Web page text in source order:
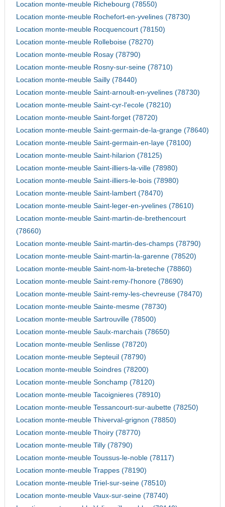
Location monte-meuble Richebourg (78550)
Location monte-meuble Rochefort-en-yvelines (78730)
Location monte-meuble Rocquencourt (78150)
Location monte-meuble Rolleboise (78270)
Location monte-meuble Rosay (78790)
Location monte-meuble Rosny-sur-seine (78710)
Location monte-meuble Sailly (78440)
Location monte-meuble Saint-arnoult-en-yvelines (78730)
Location monte-meuble Saint-cyr-l'ecole (78210)
Location monte-meuble Saint-forget (78720)
Location monte-meuble Saint-germain-de-la-grange (78640)
Location monte-meuble Saint-germain-en-laye (78100)
Location monte-meuble Saint-hilarion (78125)
Location monte-meuble Saint-illiers-la-ville (78980)
Location monte-meuble Saint-illiers-le-bois (78980)
Location monte-meuble Saint-lambert (78470)
Location monte-meuble Saint-leger-en-yvelines (78610)
Location monte-meuble Saint-martin-de-brethencourt
(78660)
Location monte-meuble Saint-martin-des-champs (78790)
Location monte-meuble Saint-martin-la-garenne (78520)
Location monte-meuble Saint-nom-la-breteche (78860)
Location monte-meuble Saint-remy-l'honore (78690)
Location monte-meuble Saint-remy-les-chevreuse (78470)
Location monte-meuble Sainte-mesme (78730)
Location monte-meuble Sartrouville (78500)
Location monte-meuble Saulx-marchais (78650)
Location monte-meuble Senlisse (78720)
Location monte-meuble Septeuil (78790)
Location monte-meuble Soindres (78200)
Location monte-meuble Sonchamp (78120)
Location monte-meuble Tacoignieres (78910)
Location monte-meuble Tessancourt-sur-aubette (78250)
Location monte-meuble Thiverval-grignon (78850)
Location monte-meuble Thoiry (78770)
Location monte-meuble Tilly (78790)
Location monte-meuble Toussus-le-noble (78117)
Location monte-meuble Trappes (78190)
Location monte-meuble Triel-sur-seine (78510)
Location monte-meuble Vaux-sur-seine (78740)